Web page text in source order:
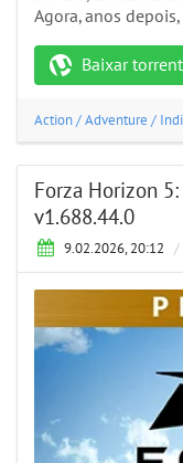
Agora, anos
Baixar torrent
Action/Adventure /
Forza Horizon 5:
v1.688.44.0
9.02.2026, 20:12 /